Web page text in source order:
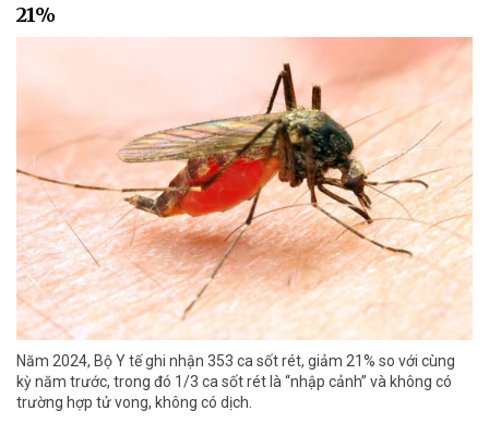
21%
Năm 2024, Bộ Y tế ghi nhận 353 ca sốt rét, giảm 21% so với cùng
kỳ năm trước, trong đó 1/3 ca sốt rét là “nhập cảnh” và không có
trường hợp tử vong, không có dịch.